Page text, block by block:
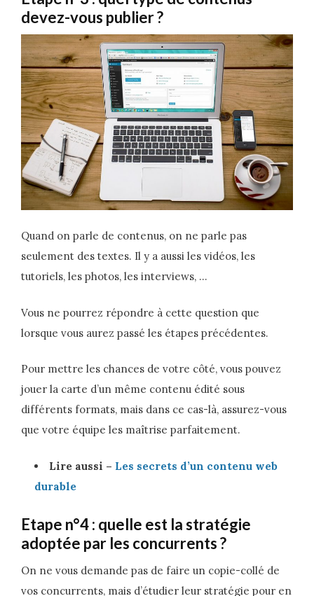
devez-vous publier ?
Quand on parle de contenus, on ne parle pas
seulement des textes. Il y a aussi les vidéos, les
tutoriels, les photos, les interviews, …
Vous ne pourrez répondre à cette question que
lorsque vous aurez passé les étapes précédentes.
Pour mettre les chances de votre côté, vous pouvez
jouer la carte d’un même contenu édité sous
différents formats, mais dans ce cas-là, assurez-vous
que votre équipe les maîtrise parfaitement.
Lire aussi – Les secrets d’un contenu web
durable
Etape n°4 : quelle est la stratégie
adoptée par les concurrents ?
On ne vous demande pas de faire un copie-collé de
vos concurrents, mais d’étudier leur stratégie pour en